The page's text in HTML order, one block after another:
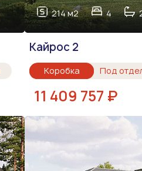
214 м2 4
Кайрос 2
Коробка Под
11 409 757 ₽